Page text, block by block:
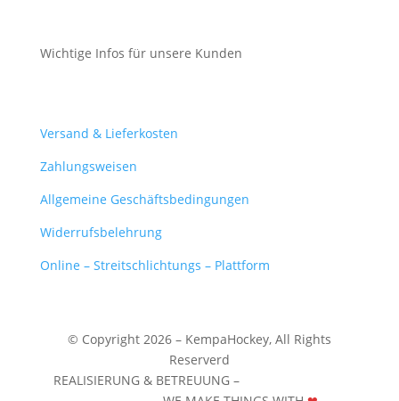
Wichtige Infos für unsere Kunden
Versand & Lieferkosten
Zahlungsweisen
Allgemeine Geschäftsbedingungen
Widerrufsbelehrung
Online – Streitschlichtungs – Plattform
© Copyright 2026 – KempaHockey, All Rights
Reserverd
REALISIERUNG & BETREUUNG –